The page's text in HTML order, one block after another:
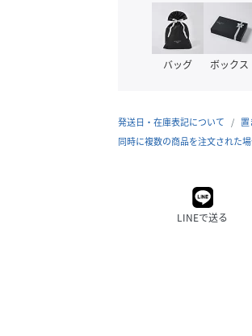
バッグ ボックス
発送日・在庫表記について
同時に複数の商品を注文された
LINEで送る